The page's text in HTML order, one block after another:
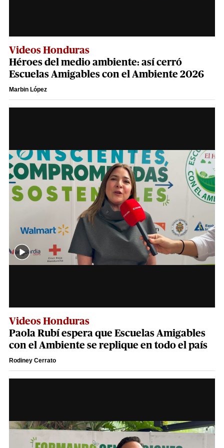
Videos Honduras
Héroes del medio ambiente: así cerró
Escuelas Amigables con el Ambiente 2026
Marbin López
Videos Honduras
Paola Rubí espera que Escuelas Amigables
con el Ambiente se replique en todo el país
Rodiney Cerrato